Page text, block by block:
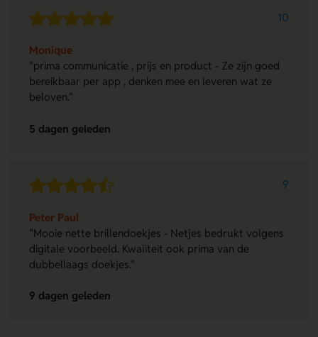
10
Monique
"prima communicatie , prijs en product - Ze zijn goed
bereikbaar per app , denken mee en leveren wat ze
beloven."
5 dagen geleden
9
Peter Paul
"Mooie nette brillendoekjes - Netjes bedrukt volgens
digitale voorbeeld. Kwaliteit ook prima van de
dubbellaags doekjes."
9 dagen geleden